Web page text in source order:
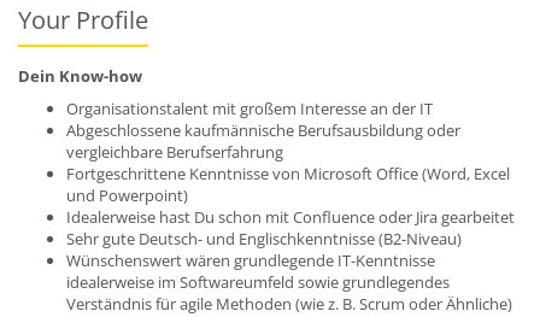
Your Profile
Dein Know-how
Organisationstalent mit großem Interesse an der IT
Abgeschlossene kaufmännische Berufsausbildung oder
vergleichbare Berufserfahrung
Fortgeschrittene Kenntnisse von Microsoft Office (Word, Excel
und Powerpoint)
Idealerweise hast Du schon mit Confluence oder Jira gearbeitet
Sehr gute Deutsch- und Englischkenntnisse (B2-Niveau)
Wünschenswert wären grundlegende IT-Kenntnisse
idealerweise im Softwareumfeld sowie grundlegendes
Verständnis für agile Methoden (wie z. B. Scrum oder Ähnliche)